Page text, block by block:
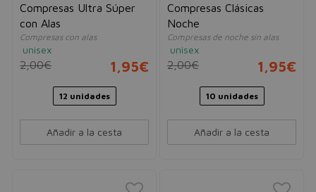
Compresas Ultra Súper
con Alas
Compresas con alas
unisex
2,00€ 1,95€
12 unidades
Añadir a la cesta
Compresas Clásicas
Noche
Compresas de noche sin alas
unisex
2,00€ 1,95€
10 unidades
Añadir a la cesta